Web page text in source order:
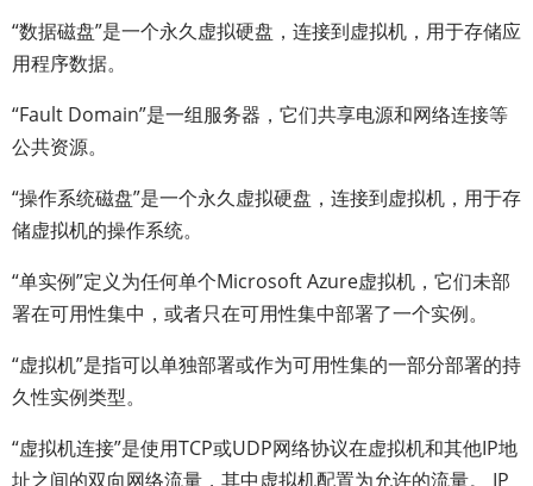
“数据磁盘”是一个永久虚拟硬盘，连接到虚拟机，用于存储应
用程序数据。
“Fault Domain”是一组服务器，它们共享电源和网络连接等
公共资源。
“操作系统磁盘”是一个永久虚拟硬盘，连接到虚拟机，用于存
储虚拟机的操作系统。
“单实例”定义为任何单个Microsoft Azure虚拟机，它们未部
署在可用性集中，或者只在可用性集中部署了一个实例。
“虚拟机”是指可以单独部署或作为可用性集的一部分部署的持
久性实例类型。
“虚拟机连接”是使用TCP或UDP网络协议在虚拟机和其他IP地
址之间的双向网络流量，其中虚拟机配置为允许的流量。 IP